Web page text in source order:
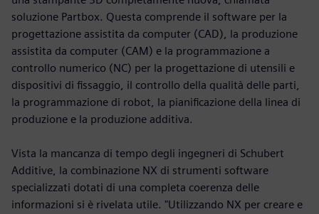
soluzione Partbox. Questa comprende il software per la
progettazione assistita da computer (CAD), la produzione
assistita da computer (CAM) e la programmazione a
controllo numerico (NC) per la progettazione di utensili e
dispositivi di fissaggio, il controllo della qualità delle parti,
la programmazione di robot, la pianificazione della linea di
produzione e la produzione additiva.
Vista la mancanza di tempo degli ingegneri di Schubert
Additive, la combinazione NX di strumenti software
specializzati dotati di una completa coerenza delle
informazioni si è rivelata utile. "Utilizzando NX per creare e